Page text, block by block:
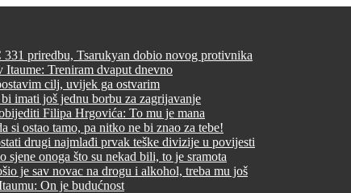
priredbu, Tsarukyan dobio novog protivnika
Treniram dvaput dnevno
cilj, uvijek ga ostvarim
imati još jednu borbu za zagrijavanje
Filipa Hrgovića: To mu je mana
ostao tamo, pa nitko ne bi znao za tebe!
drugi najmlađi prvak teške divizije u povijesti
onoga što su nekad bili, to je sramota
je sav novac na drogu i alkohol, treba mu još
On je budućnost